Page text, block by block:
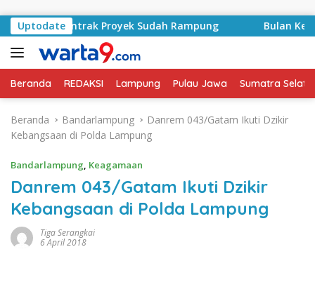
Uptodate
Kontrak Proyek Sudah Rampung Bulan
Beranda REDAKSI Lampung Pulau Jawa Sumatra
Beranda Bandarlampung
Danrem 043/Gatam Ikuti Dzikir
Kebangsaan di Polda Lampung
Bandarlampung, Keagamaan
Danrem 043/Gatam Ikuti Dzikir
Kebangsaan di Polda Lampung
Tiga Serangkai
6 April 2018